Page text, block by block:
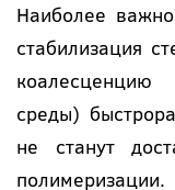
Наиболее
стабилизация
среды)
не станут